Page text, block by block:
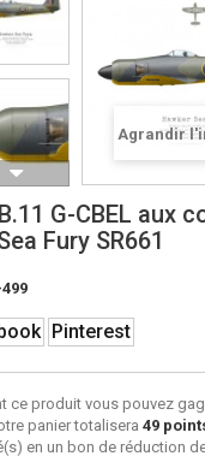
Agrandir
G-CBEL aux
Fury SR661
Pinterest
ce produit vous pouvez
panier totalisera 49
en un bon de réduction